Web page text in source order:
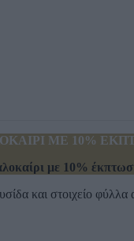
ΜΕ 10%
με 10%
και στοιχείο